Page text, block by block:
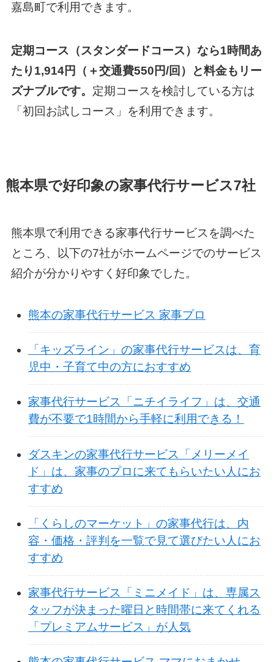
嘉島町で利用できます。
定期コース（スタンダードコース）なら1時間あ
たり1,914円（＋交通費550円/回）と料金もリー
ズナブルです。 定期コースを検討している方は
「初回お試しコース」を利用できます。
熊本県で好印象の家事代行サービス7社
熊本県で利用できる家事代行サービスを調べた
ところ、以下の7社がホームページでのサービス
紹介が分かりやすく好印象でした。
熊本の家事代行サービス 家事プロ
「キッズライン」の家事代行サービスは、育
児中・子育て中の方におすすめ
家事代行サービス「ニチイライフ」は、交通
費が不要で1時間から手軽に利用できる！
ダスキンの家事代行サービス「メリーメイ
ド」は、家事のプロに来てもらいたい人にお
すすめ
「くらしのマーケット」の家事代行は、内
容・価格・評判を一覧で見て選びたい人にお
すすめ
家事代行サービス「ミニメイド」は、専属ス
タッフが決まった曜日と時間帯に来てくれる
「プレミアムサービス」が人気